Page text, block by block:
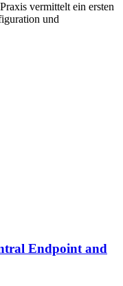
vermittelt ein ersten
und
Endpoint and